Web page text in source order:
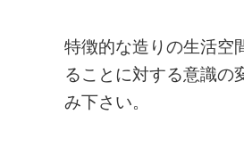
特徴的な造りの生活空
ることに対する意識の
み下さい。